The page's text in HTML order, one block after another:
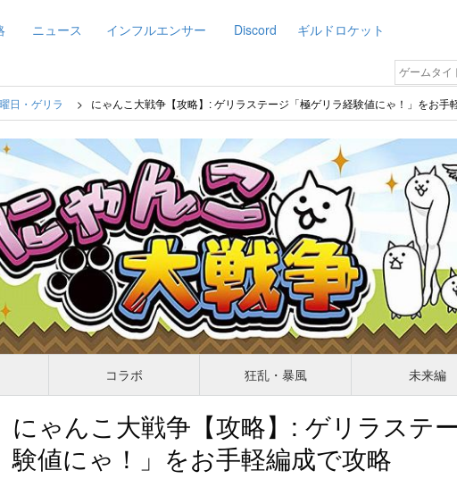
ニュース インフルエンサー Discord ギルドロケット
曜日・ゲリラ にゃんこ大戦争【攻略】: ゲリラステージ「極ゲリラ経験値にゃ！」をお手
コラボ 狂乱・暴風 未来編
にゃんこ大戦争【攻略】: ゲリラステ
験値にゃ！」をお手軽編成で攻略